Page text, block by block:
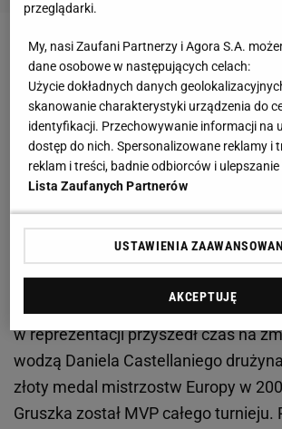
Pierwszym medalem po wielu latach
postawy polskich siatkarzy był
świata wygrany w 2006 roku, który
Piotr Gacek, Michał Winiarski, Daniel
Zagumny, Łukasz Kadziewicz i
osiągnęli pod kierownictwem Raula
asystenta Alojzego Świderka. Był to
przełomowy nie tylko dla polskiej
dla samego atakującego polskiego
Po 5. miejscu w igrzyskach
w reprezentacji przyszedł czas na
wodzą Daniela Castellaniego
złoty medal mistrzostw Europy w
Gruszka został MVP całego turnieju.
przeglądarki.
My, nasi Zaufani Partnerzy i Agora S.A.
dane osobowe w następujących celach:
Użycie dokładnych danych
skanowanie charakterystyki urządzenia do
identyfikacji. Przechowywanie informacji na
dostęp do nich. Spersonalizowane reklamy i
reklam i treści, badnie odbiorców i ulepszanie
Lista Zaufanych Partnerów
USTAWIENIA
AKCEPTUJĘ